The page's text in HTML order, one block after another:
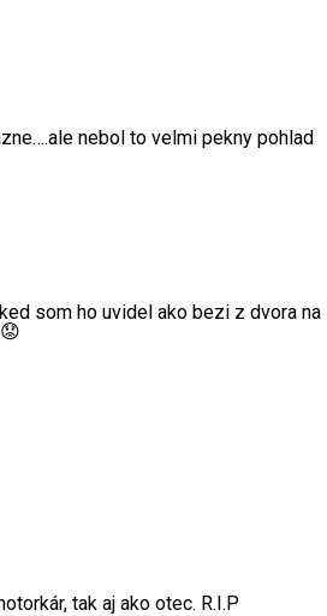
nebol to velmi pekny pohlad
som ho uvidel ako bezi z dvora na
tak aj ako otec. R.I.P